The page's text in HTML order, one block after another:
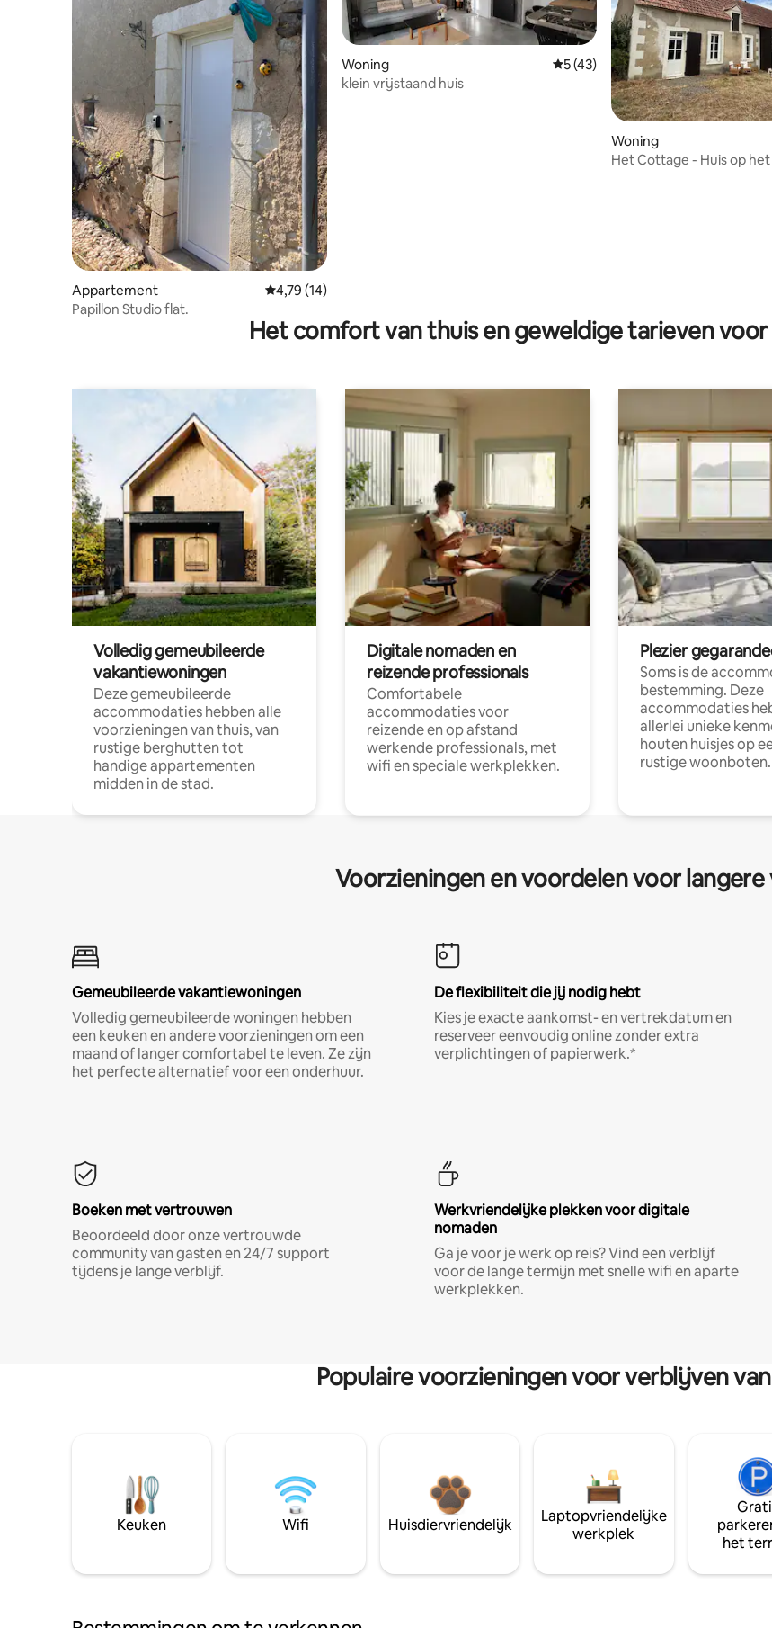
Appartement Gemiddelde beoordeling van 4,79 op 5, 14 recensies
4,79 (14)
Papillon Studio flat.
Woning Gemiddelde beoordeling van 5 op
5 (43)
klein vrijstaand huis
Woning
Het Cottage - Huis op
Het comfort van thuis en geweldige tarieven
Volledig gemeubileerde
vakantiewoningen
Deze gemeubileerde
accommodaties hebben alle
voorzieningen van thuis, van
rustige berghutten tot
handige appartementen
midden in de stad.
Digitale nomaden en
reizende professionals
Comfortabele
accommodaties voor
reizende en op afstand
werkende professionals, met
wifi en speciale werkplekken.
Plezier
Soms is de
bestemming. Deze
accommodaties
allerlei unieke
houten huisjes op
rustige woonboten.
Voorzieningen en voordelen voor
Gemeubileerde vakantiewoningen
Volledig gemeubileerde woningen hebben
een keuken en andere voorzieningen om een
maand of langer comfortabel te leven. Ze zijn
het perfecte alternatief voor een onderhuur.
De flexibiliteit die jij nodig hebt
Kies je exacte aankomst- en vertrekdatum en
reserveer eenvoudig online zonder extra
verplichtingen of papierwerk.*
Boeken met vertrouwen
Beoordeeld door onze vertrouwde
community van gasten en 24/7 support
tijdens je lange verblijf.
Werkvriendelijke plekken voor digitale
nomaden
Ga je voor je werk op reis? Vind een verblijf
voor de lange termijn met snelle wifi en aparte
werkplekken.
Populaire voorzieningen voor verblijven
Keuken Wifi Huisdiervriendelijk
Laptopvriendelijke
werkplek
het